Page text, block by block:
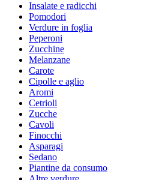
Insalate e radicchi
Pomodori
Verdure in foglia
Peperoni
Zucchine
Melanzane
Carote
Cipolle e aglio
Aromi
Cetrioli
Zucche
Cavoli
Finocchi
Asparagi
Sedano
Piantine da consumo